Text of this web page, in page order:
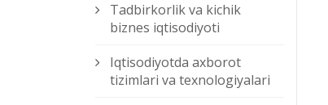
Tadbirkorlik va kichik
biznes iqtisodiyoti
Iqtisodiyotda axborot
tizimlari va texnologiyalari